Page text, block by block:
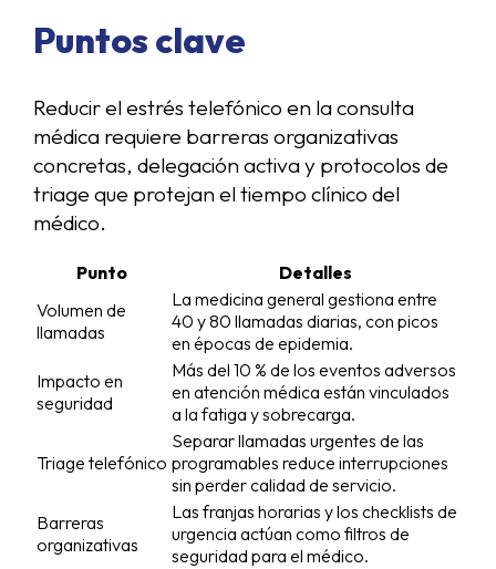
Puntos clave
Reducir el estrés telefónico en la consulta
médica requiere barreras organizativas
concretas, delegación activa y protocolos de
triage que protejan el tiempo clínico del
médico.
Punto
Detalles
Volumen de
llamadas
La medicina general gestiona entre
40 y 80 llamadas diarias, con picos
en épocas de epidemia.
Impacto en
seguridad
Más del 10 % de los eventos adversos
en atención médica están vinculados
a la fatiga y sobrecarga.
Triage telefónico
Separar llamadas urgentes de las
programables reduce interrupciones
sin perder calidad de servicio.
Barreras
organizativas
Las franjas horarias y los checklists de
urgencia actúan como filtros de
seguridad para el médico.